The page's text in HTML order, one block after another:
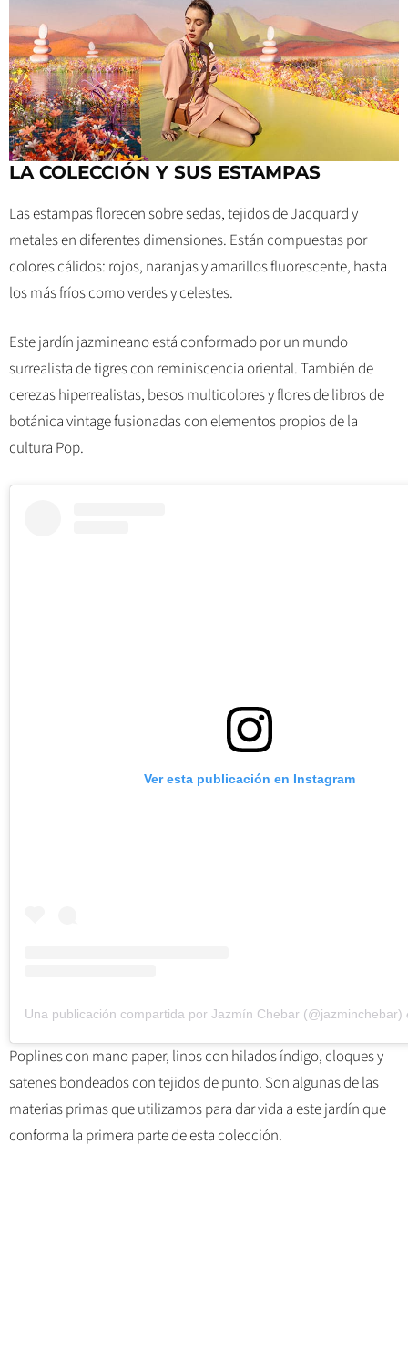
LA COLECCIÓN Y SUS ESTAMPAS
Las estampas florecen sobre sedas, tejidos de Jacquard y
metales en diferentes dimensiones. Están compuestas por
colores cálidos: rojos, naranjas y amarillos fluorescente, hasta
los más fríos como verdes y celestes.
Este jardín jazmineano está conformado por un mundo
surrealista de tigres con reminiscencia oriental. También de
cerezas hiperrealistas, besos multicolores y flores de libros de
botánica vintage fusionadas con elementos propios de la
cultura Pop.
Ver esta publicación en Instagram
Una publicación compartida por Jazmín Chebar (@jazminchebar)
Poplines con mano paper, linos con hilados índigo, cloques y
satenes bondeados con tejidos de punto. Son algunas de las
materias primas que utilizamos para dar vida a este jardín que
conforma la primera parte de esta colección.